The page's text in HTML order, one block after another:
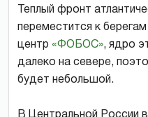
Теплый фронт
переместится к
центр «ФОБОС», ядро
далеко на севере,
будет небольшой.
В Центральной России